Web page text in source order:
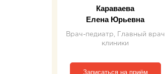
Караваева
Елена Юрьевна
Врач-педиатр, Главный врач
клиники
Записаться на приём